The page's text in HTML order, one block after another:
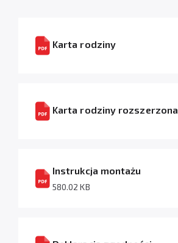
Karta rodziny
Karta rodziny rozszerzona
Instrukcja montażu
580.02 KB